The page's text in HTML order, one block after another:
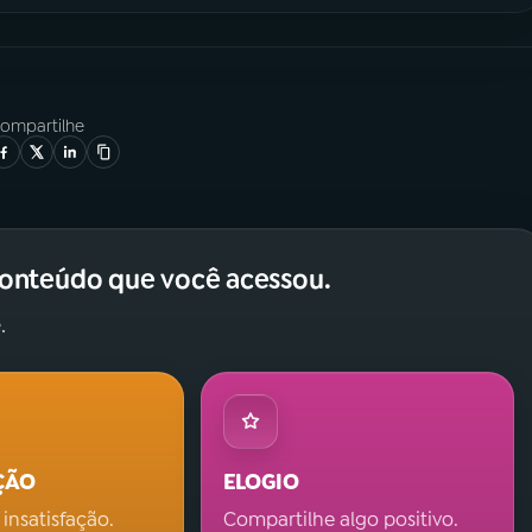
que você acessou.
ELOGIO
Compartilhe algo positivo.